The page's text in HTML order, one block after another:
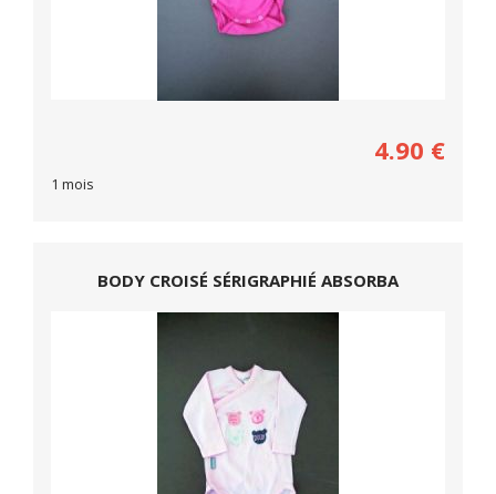
4.90 €
1 mois
BODY CROISÉ SÉRIGRAPHIÉ ABSORBA